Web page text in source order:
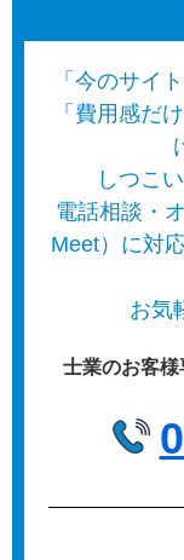
「今のサイ
「費用感だ
しつこ
電話相談・
Meet）に対
お気
士業のお客様